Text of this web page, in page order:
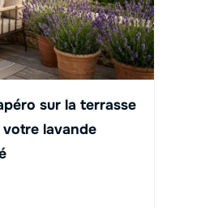
sur la terrasse
votre lavande